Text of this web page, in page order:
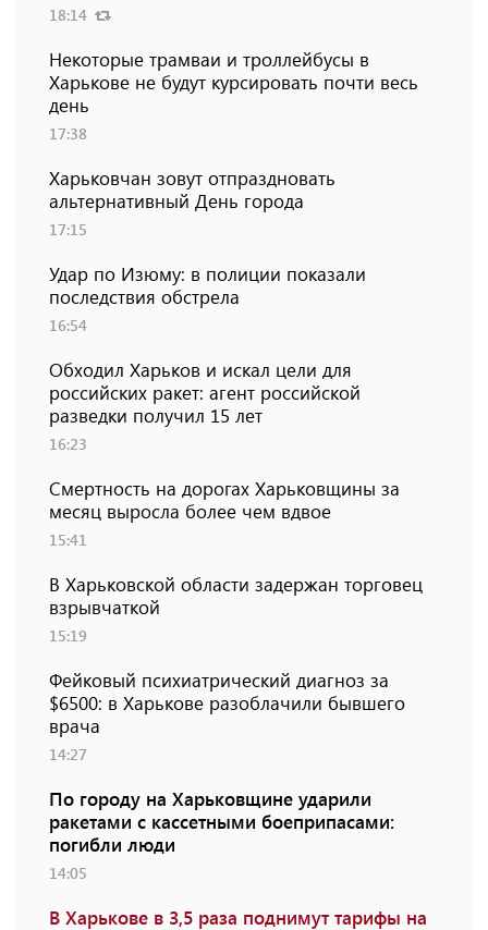
18:14
Некоторые трамваи и троллейбусы в
Харькове не будут курсировать почти весь
день
17:38
Харьковчан зовут отпраздновать
альтернативный День города
17:15
Удар по Изюму: в полиции показали
последствия обстрела
16:54
Обходил Харьков и искал цели для
российских ракет: агент российской
разведки получил 15 лет
16:23
Смертность на дорогах Харьковщины за
месяц выросла более чем вдвое
15:41
В Харьковской области задержан торговец
взрывчаткой
15:19
Фейковый психиатрический диагноз за
$6500: в Харькове разоблачили бывшего
врача
14:27
По городу на Харьковщине ударили
ракетами с кассетными боеприпасами:
погибли люди
14:05
В Харькове в 3,5 раза поднимут тарифы на